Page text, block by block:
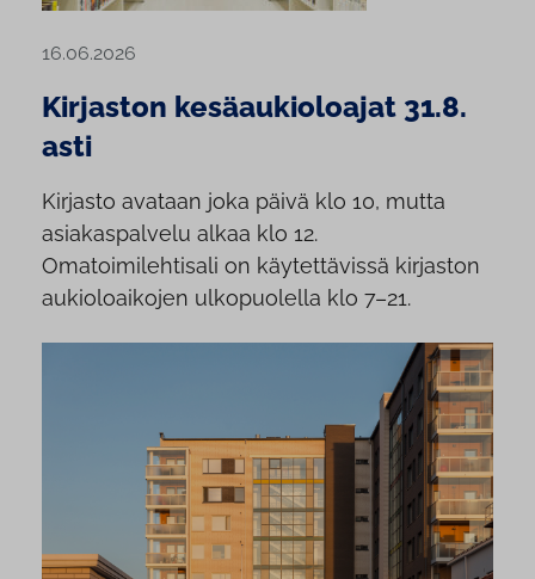
16.06.2026
Kirjaston kesäaukioloajat 31.8.
asti
Kirjasto avataan joka päivä klo 10, mutta
asiakaspalvelu alkaa klo 12.
Omatoimilehtisali on käytettävissä kirjaston
aukioloaikojen ulkopuolella klo 7–21.